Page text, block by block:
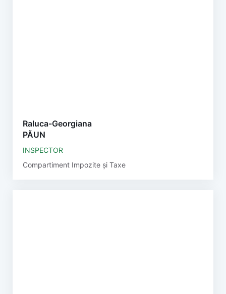
Raluca-Georgiana
PĂUN
INSPECTOR
Compartiment Impozite și Taxe